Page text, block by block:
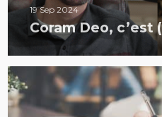
19 Sep 2024
Coram Deo, c’est